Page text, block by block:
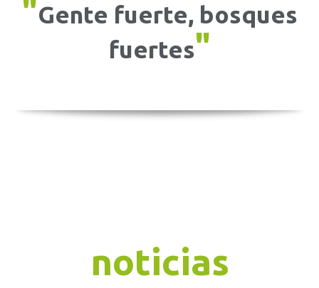
"Gente fuerte, bosques
fuertes"
noticias